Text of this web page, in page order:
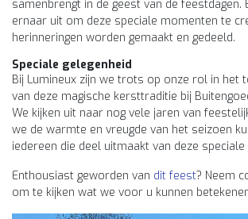
samenbrengt in de geest van de feestdagen.
ernaar uit om deze speciale momenten te
herinneringen worden gemaakt en gedeeld.
Speciale gelegenheid
Bij Lumineux zijn we trots op onze rol in het
van deze magische kersttraditie bij
We kijken uit naar nog vele jaren van
we de warmte en vreugde van het seizoen
iedereen die deel uitmaakt van deze speciale
Enthousiast geworden van dit feest? Neem
om te kijken wat we voor u kunnen